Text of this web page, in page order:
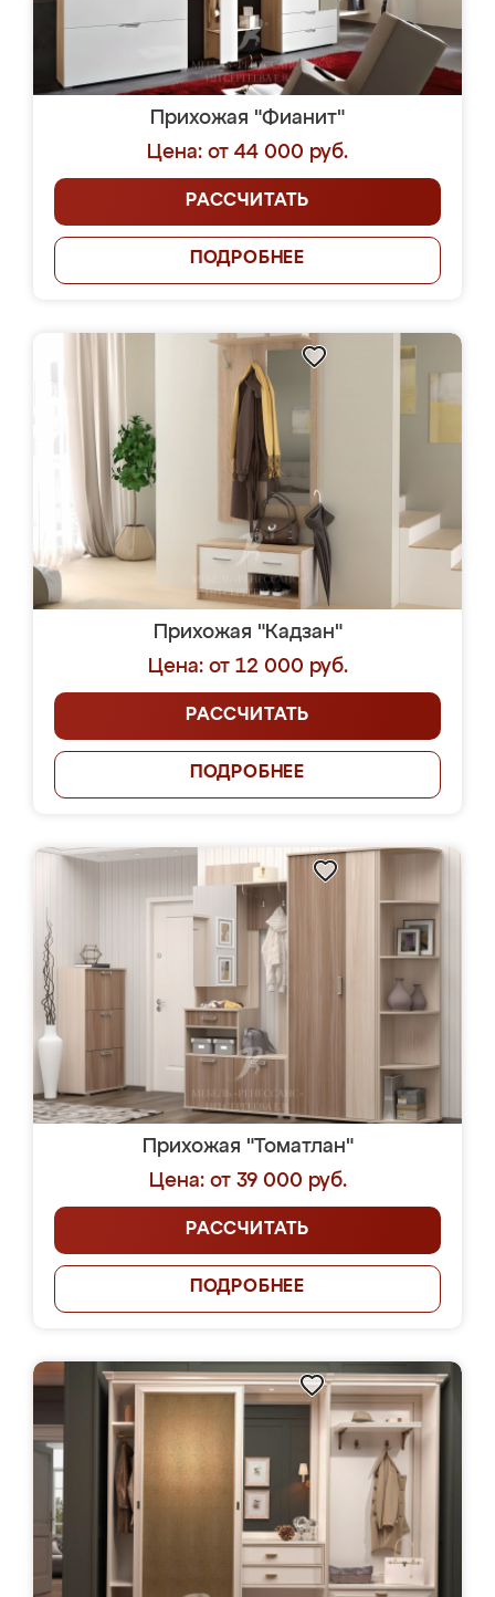
Прихожая "Фианит"
Цена: от 44 000 руб.
РАССЧИТАТЬ
ПОДРОБНЕЕ
Прихожая "Кадзан"
Цена: от 12 000 руб.
РАССЧИТАТЬ
ПОДРОБНЕЕ
Прихожая "Томатлан"
Цена: от 39 000 руб.
РАССЧИТАТЬ
ПОДРОБНЕЕ